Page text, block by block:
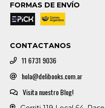
FORMAS DE ENVÍO
CONTACTANOS
11 6731 9036
hola@delibooks.com.ar
Visita nuestro Blog!